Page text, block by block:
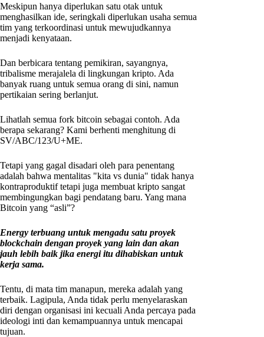
Meskipun hanya diperlukan satu otak untuk
menghasilkan ide, seringkali diperlukan usaha semua
tim yang terkoordinasi untuk mewujudkannya
menjadi kenyataan.
Dan berbicara tentang pemikiran, sayangnya,
tribalisme merajalela di lingkungan kripto. Ada
banyak ruang untuk semua orang di sini, namun
pertikaian sering berlanjut.
Lihatlah semua fork bitcoin sebagai contoh. Ada
berapa sekarang? Kami berhenti menghitung di
SV/ABC/123/U+ME.
Tetapi yang gagal disadari oleh para penentang
adalah bahwa mentalitas "kita vs dunia" tidak hanya
kontraproduktif tetapi juga membuat kripto sangat
membingungkan bagi pendatang baru. Yang mana
Bitcoin yang “asli”?
Energy terbuang untuk mengadu satu proyek
blockchain dengan proyek yang lain dan akan
jauh lebih baik jika energi itu dihabiskan untuk
kerja sama.
Tentu, di mata tim manapun, mereka adalah yang
terbaik. Lagipula, Anda tidak perlu menyelaraskan
diri dengan organisasi ini kecuali Anda percaya pada
ideologi inti dan kemampuannya untuk mencapai
tujuan.